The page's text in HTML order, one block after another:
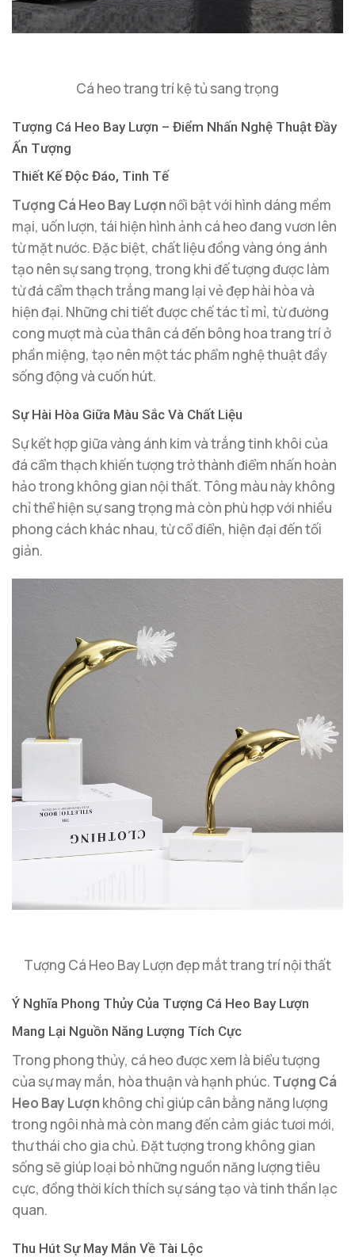
Cá heo trang trí kệ tủ sang trọng
Tượng Cá Heo Bay Lượn – Điểm Nhấn Nghệ Thuật Đầy
Ấn Tượng
Thiết Kế Độc Đáo, Tinh Tế
Tượng Cá Heo Bay Lượnnổi bật với hình dáng mềm
mại, uốn lượn, tái hiện hình ảnh cá heo đang vươn lên
từ mặt nước. Đặc biệt, chất liệu đồng vàng óng ánh
tạo nên sự sang trọng, trong khi đế tượng được làm
từ đá cẩm thạch trắng mang lại vẻ đẹp hài hòa và
hiện đại. Những chi tiết được chế tác tỉ mỉ, từ đường
cong mượt mà của thân cá đến bông hoa trang trí ở
phần miệng, tạo nên một tác phẩm nghệ thuật đầy
sống động và cuốn hút.
Sự Hài Hòa Giữa Màu Sắc Và Chất Liệu
Sự kết hợp giữa vàng ánh kim và trắng tinh khôi của
đá cẩm thạch khiến tượng trở thành điểm nhấn hoàn
hảo trong không gian nội thất. Tông màu này không
chỉ thể hiện sự sang trọng mà còn phù hợp với nhiều
phong cách khác nhau, từ cổ điển, hiện đại đến tối
giản.
Tượng Cá Heo Bay Lượn đẹp mắt trang trí nội thất
Ý Nghĩa Phong Thủy Của Tượng Cá Heo Bay Lượn
Mang Lại Nguồn Năng Lượng Tích Cực
Trong phong thủy, cá heo được xem là biểu tượng
của sự may mắn, hòa thuận và hạnh phúc. Tượng Cá
Heo Bay Lượnkhông chỉ giúp cân bằng năng lượng
trong ngôi nhà mà còn mang đến cảm giác tươi mới,
thư thái cho gia chủ. Đặt tượng trong không gian
sống sẽ giúp loại bỏ những nguồn năng lượng tiêu
cực, đồng thời kích thích sự sáng tạo và tinh thần lạc
quan.
Thu Hút Sự May Mắn Về Tài Lộc